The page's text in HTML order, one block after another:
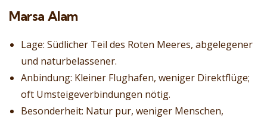
Marsa Alam
Lage: Südlicher Teil des Roten Meeres, abgelegener
und naturbelassener.
Anbindung: Kleiner Flughafen, weniger Direktflüge;
oft Umsteigeverbindungen nötig.
Besonderheit: Natur pur, weniger Menschen,